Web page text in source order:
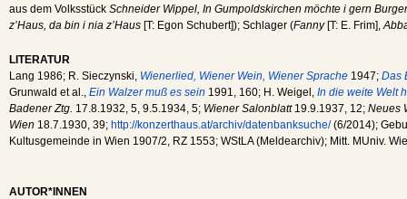
aus dem Volksstück Schneider Wippel, In Gumpoldskirchen möchte i gern
z’Haus, da bin i nia z’Haus [T: Egon Schubert]); Schlager (Fanny[T: E. Frim],
LITERATUR
Lang 1986; R. Sieczynski, Wienerlied, Wiener Wein, Wiener Sprache 1947; Das
Grunwald et al., Ein Walzer muß es sein 1991, 160; H. Weigel, In die weite Welt
Badener Ztg. 17.8.1932, 5, 9.5.1934, 5; Wiener Salonblatt19.9.1937, 12; Neues
Wien 18.7.1930, 39; http://konzerthaus.at/archiv/datenbanksuche/(6/2014);
Kultusgemeinde in Wien 1907/2, RZ 1553; WStLA (Meldearchiv); Mitt. MUniv.
AUTOR*INNEN